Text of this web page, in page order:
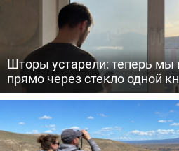
Шторы устарели: теперь
прямо через стекло одной